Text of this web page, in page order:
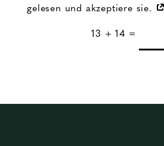
gelesen und akzeptiere sie.
13 + 14 =